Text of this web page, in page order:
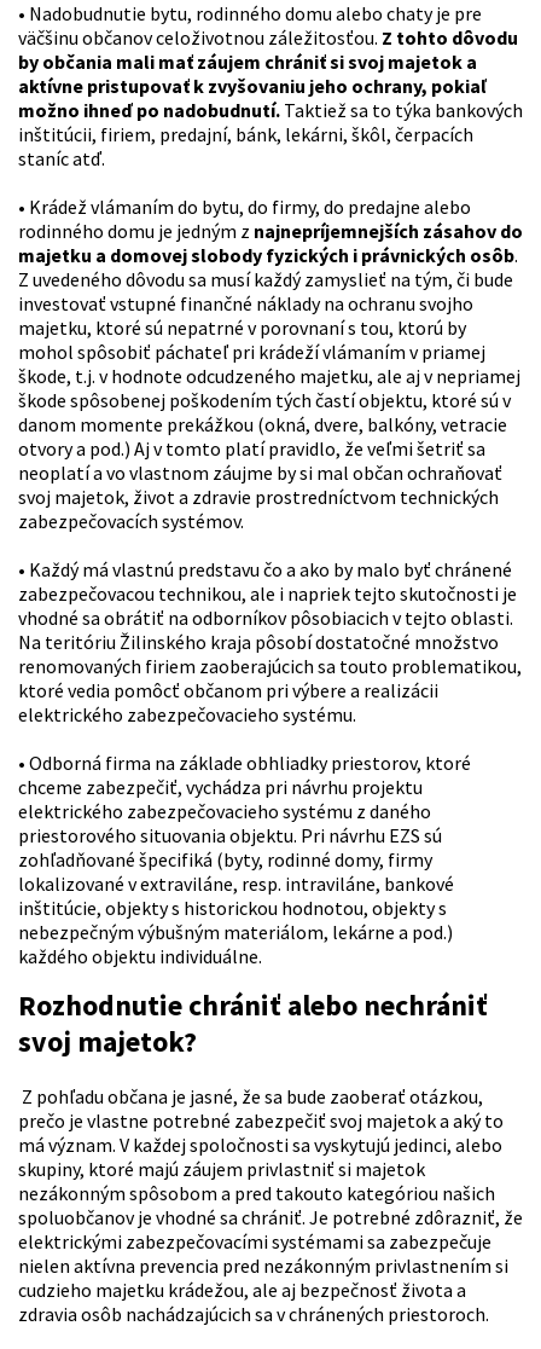
• Nadobudnutie bytu, rodinného domu alebo chaty je pre
väčšinu občanov celoživotnou záležitosťou. Z tohto dôvodu
by občania mali mať záujem chrániť si svoj majetok a
aktívne pristupovať k zvyšovaniu jeho ochrany, pokiaľ
možno ihneď po nadobudnutí. Taktiež sa to týka bankových
inštitúcii, firiem, predajní, bánk, lekárni, škôl, čerpacích
staníc atď.
• Krádež vlámaním do bytu, do firmy, do predajne alebo
rodinného domu je jedným z najnepríjemnejších zásahov do
majetku a domovej slobody fyzických i právnických osôb.
Z uvedeného dôvodu sa musí každý zamyslieť na tým, či bude
investovať vstupné finančné náklady na ochranu svojho
majetku, ktoré sú nepatrné v porovnaní s tou, ktorú by
mohol spôsobiť páchateľ pri krádeží vlámaním v priamej
škode, t.j. v hodnote odcudzeného majetku, ale aj v nepriamej
škode spôsobenej poškodením tých častí objektu, ktoré sú v
danom momente prekážkou (okná, dvere, balkóny, vetracie
otvory a pod.) Aj v tomto platí pravidlo, že veľmi šetriť sa
neoplatí a vo vlastnom záujme by si mal občan ochraňovať
svoj majetok, život a zdravie prostredníctvom technických
zabezpečovacích systémov.
• Každý má vlastnú predstavu čo a ako by malo byť chránené
zabezpečovacou technikou, ale i napriek tejto skutočnosti je
vhodné sa obrátiť na odborníkov pôsobiacich v tejto oblasti.
Na teritóriu Žilinského kraja pôsobí dostatočné množstvo
renomovaných firiem zaoberajúcich sa touto problematikou,
ktoré vedia pomôcť občanom pri výbere a realizácii
elektrického zabezpečovacieho systému.
• Odborná firma na základe obhliadky priestorov, ktoré
chceme zabezpečiť, vychádza pri návrhu projektu
elektrického zabezpečovacieho systému z daného
priestorového situovania objektu. Pri návrhu EZS sú
zohľadňované špecifiká (byty, rodinné domy, firmy
lokalizované v extraviláne, resp. intraviláne, bankové
inštitúcie, objekty s historickou hodnotou, objekty s
nebezpečným výbušným materiálom, lekárne a pod.)
každého objektu individuálne.
Rozhodnutie chrániť alebo nechrániť
svoj majetok?
Z pohľadu občana je jasné, že sa bude zaoberať otázkou,
prečo je vlastne potrebné zabezpečiť svoj majetok a aký to
má význam. V každej spoločnosti sa vyskytujú jedinci, alebo
skupiny, ktoré majú záujem privlastniť si majetok
nezákonným spôsobom a pred takouto kategóriou našich
spoluobčanov je vhodné sa chrániť. Je potrebné zdôrazniť, že
elektrickými zabezpečovacími systémami sa zabezpečuje
nielen aktívna prevencia pred nezákonným privlastnením si
cudzieho majetku krádežou, ale aj bezpečnosť života a
zdravia osôb nachádzajúcich sa v chránených priestoroch.